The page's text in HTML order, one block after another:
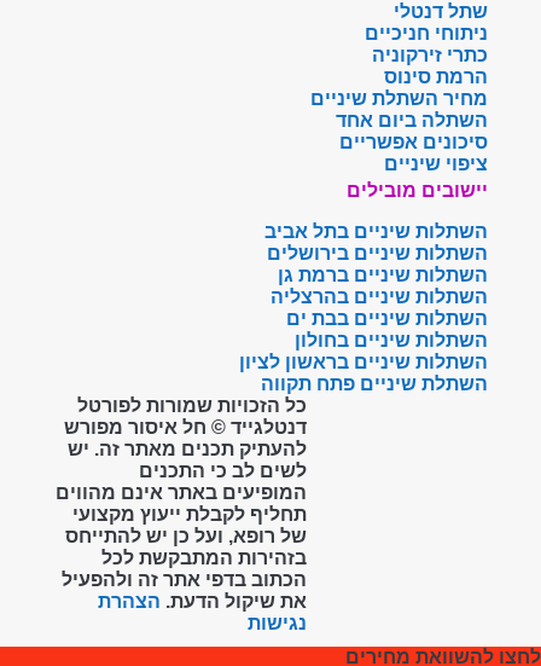
שתל דנטלי
ניתוחי חניכיים
כתרי זירקוניה
הרמת סינוס
מחיר השתלת שיניים
השתלה ביום אחד
סיכונים אפשריים
ציפוי שיניים
יישובים מובילים
השתלות שיניים בתל אביב
השתלות שיניים בירושלים
השתלות שיניים ברמת גן
השתלות שיניים בהרצליה
השתלות שיניים בבת ים
השתלות שיניים בחולון
השתלות שיניים בראשון לציון
השתלת שיניים פתח תקווה
כל הזכויות שמורות לפורטל
דנטלגייד © חל איסור מפורש
להעתיק תכנים מאתר זה. יש
לשים לב כי התכנים
המופיעים באתר אינם מהווים
תחליף לקבלת ייעוץ מקצועי
של רופא, ועל כן יש להתייחס
בזהירות המתבקשת לכל
הכתוב בדפי אתר זה ולהפעיל
את שיקול הדעת. הצהרת
נגישות
לחצו להשוואת מחירים